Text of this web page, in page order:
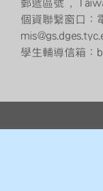
郵遞區號 ,
個資聯繫窗口
學生輔導信箱：